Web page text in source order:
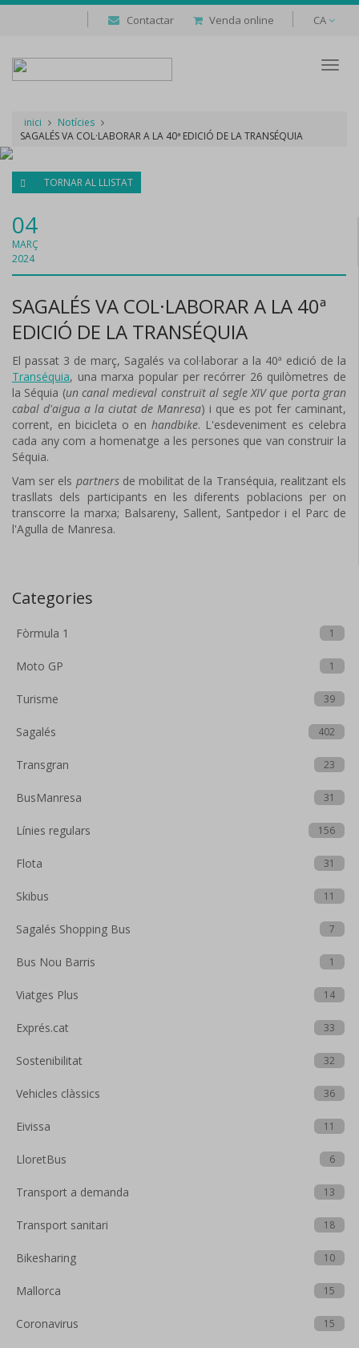
Contactar Venda online CA
inici
Notícies
SAGALÉS VA COL·LABORAR A LA 40ª EDICIÓ DE LA TRANSÉQUIA
TORNAR AL LLISTAT
04
MARÇ
2024
SAGALÉS VA COL·LABORAR A LA 40ª
EDICIÓ DE LA TRANSÉQUIA
El passat 3 de març, Sagalés va col·laborar a la 40ª edició de la
Transéquia, una marxa popular per recórrer 26 quilòmetres de
la Séquia (un canal medieval construït al segle XIV que porta gran
cabal d'aigua a la ciutat de Manresa) i que es pot fer caminant,
corrent, en bicicleta o en handbike. L'esdeveniment es celebra
cada any com a homenatge a les persones que van construir la
Séquia.
Vam ser els partnersde mobilitat de la Transéquia, realitzant els
trasllats dels participants en les diferents poblacions per on
transcorre la marxa; Balsareny, Sallent, Santpedor i el Parc de
l'Agulla de Manresa.
Categories
Fòrmula 1 1
Moto GP 1
Turisme 39
Sagalés 402
Transgran 23
BusManresa 31
Línies regulars 156
Flota 31
Skibus 11
Sagalés Shopping Bus 7
Bus Nou Barris 1
Viatges Plus 14
Exprés.cat 33
Sostenibilitat 32
Vehicles clàssics 36
Eivissa 11
LloretBus 6
Transport a demanda 13
Transport sanitari 18
Bikesharing 10
Mallorca 15
Coronavirus 15